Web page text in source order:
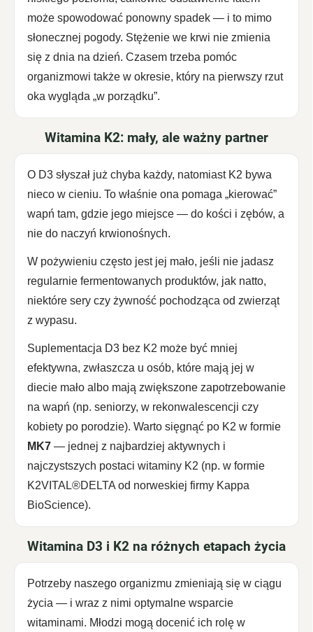
może spowodować ponowny spadek — i to mimo
słonecznej pogody. Stężenie we krwi nie zmienia
się z dnia na dzień. Czasem trzeba pomóc
organizmowi także w okresie, który na pierwszy rzut
oka wygląda „w porządku”.
Witamina K2: mały, ale ważny partner
O D3 słyszał już chyba każdy, natomiast K2 bywa
nieco w cieniu. To właśnie ona pomaga „kierować”
wapń tam, gdzie jego miejsce — do kości i zębów, a
nie do naczyń krwionośnych.
W pożywieniu często jest jej mało, jeśli nie jadasz
regularnie fermentowanych produktów, jak natto,
niektóre sery czy żywność pochodząca od zwierząt
z wypasu.
Suplementacja D3 bez K2 może być mniej
efektywna, zwłaszcza u osób, które mają jej w
diecie mało albo mają zwiększone zapotrzebowanie
na wapń (np. seniorzy, w rekonwalescencji czy
kobiety po porodzie). Warto sięgnąć po K2 w formie
MK7 — jednej z najbardziej aktywnych i
najczystszych postaci witaminy K2 (np. w formie
K2VITAL®DELTA od norweskiej firmy Kappa
BioScience).
Witamina D3 i K2 na różnych etapach życia
Potrzeby naszego organizmu zmieniają się w ciągu
życia — i wraz z nimi optymalne wsparcie
witaminami. Młodzi mogą docenić ich rolę w